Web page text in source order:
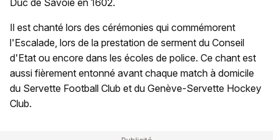
Duc de Savoie en 1602.
Il est chanté lors des cérémonies qui commémorent
l'Escalade, lors de la prestation de serment du Conseil
d'Etat ou encore dans les écoles de police. Ce chant est
aussi fièrement entonné avant chaque match à domicile
du Servette Football Club et du Genève-Servette Hockey
Club.